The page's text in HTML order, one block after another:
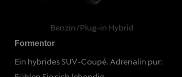
Benzin/Plug-in Hybrid
Formentor
Ein hybrides SUV-Coupé. Adrenalin pur: